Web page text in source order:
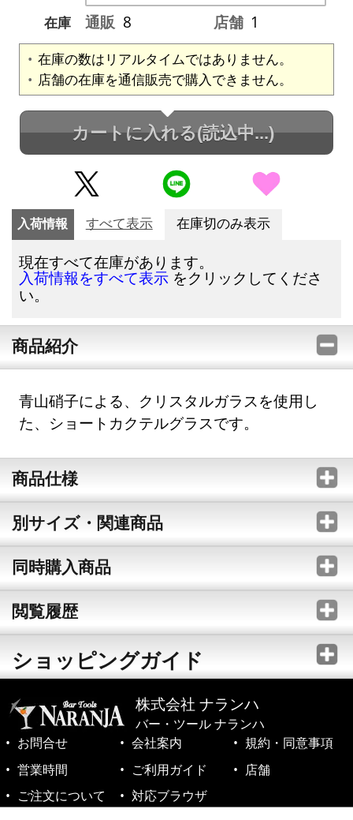
在庫
通販 8 店舗 1
在庫の数はリアルタイムではありません。
店舗の在庫を通信販売で購入できません。
カートに入れる(読込中...)
入荷情報 すべて表示 在庫切のみ表示
現在すべて在庫があります。
入荷情報をすべて表示 をクリックしてくださ
い。
商品紹介
青山硝子による、クリスタルガラスを使用し
た、ショートカクテルグラスです。
商品仕様
別サイズ・関連商品
同時購入商品
閲覧履歴
ショッピングガイド
株式会社 ナランハ
バー・ツール ナランハ
お問合せ
会社案内
規約・同意事項
営業時間
ご利用ガイド
店舗
ご注文について
対応ブラウザ